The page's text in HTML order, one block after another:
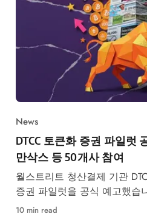
News
DTCC 토큰화 증권 파일럿
만삭스 등 50개사 참여
월스트리트 청산결제 기관
증권 파일럿을 공식 예고했습
등 50개사 참여, RWA 시장 구
10 min read